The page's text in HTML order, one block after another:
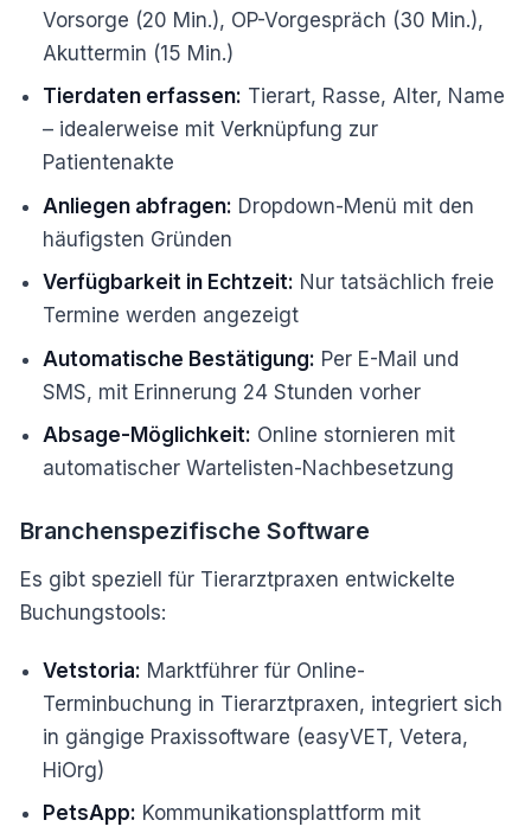
Vorsorge (20 Min.), OP-Vorgespräch (30 Min.),
Akuttermin (15 Min.)
Tierdaten erfassen: Tierart, Rasse, Alter, Name
– idealerweise mit Verknüpfung zur
Patientenakte
Anliegen abfragen: Dropdown-Menü mit den
häufigsten Gründen
Verfügbarkeit in Echtzeit: Nur tatsächlich freie
Termine werden angezeigt
Automatische Bestätigung: Per E-Mail und
SMS, mit Erinnerung 24 Stunden vorher
Absage-Möglichkeit: Online stornieren mit
automatischer Wartelisten-Nachbesetzung
Branchenspezifische Software
Es gibt speziell für Tierarztpraxen entwickelte
Buchungstools:
Vetstoria: Marktführer für Online-
Terminbuchung in Tierarztpraxen, integriert sich
in gängige Praxissoftware (easyVET, Vetera,
HiOrg)
PetsApp: Kommunikationsplattform mit